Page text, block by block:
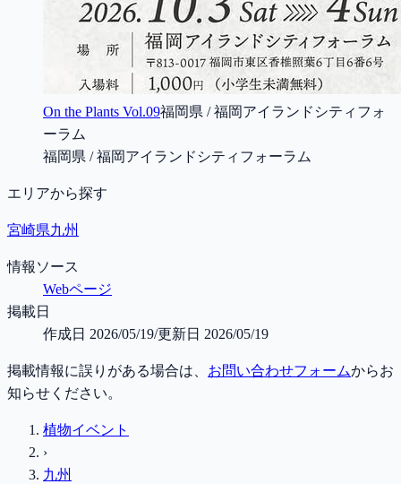
On the Plants Vol.09福岡県 / 福岡アイランドシティフォ
ーラム
福岡県 / 福岡アイランドシティフォーラム
エリアから探す
宮崎県九州
情報ソース
Webページ
掲載日
作成日 2026/05/19/更新日 2026/05/19
掲載情報に誤りがある場合は、 お問い合わせフォームからお
知らせください。
植物イベント
›
九州